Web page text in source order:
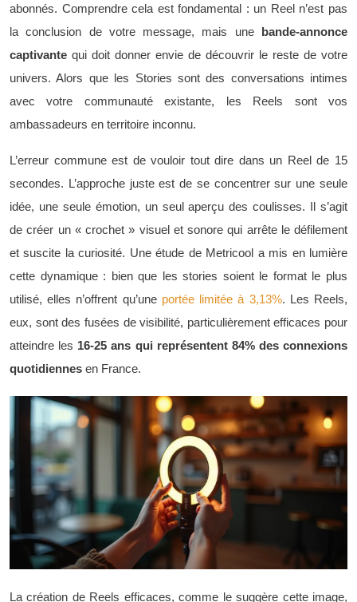
abonnés. Comprendre cela est fondamental : un Reel n’est pas
la conclusion de votre message, mais une bande-annonce
captivante qui doit donner envie de découvrir le reste de votre
univers. Alors que les Stories sont des conversations intimes
avec votre communauté existante, les Reels sont vos
ambassadeurs en territoire inconnu.
L’erreur commune est de vouloir tout dire dans un Reel de 15
secondes. L’approche juste est de se concentrer sur une seule
idée, une seule émotion, un seul aperçu des coulisses. Il s’agit
de créer un « crochet » visuel et sonore qui arrête le défilement
et suscite la curiosité. Une étude de Metricool a mis en lumière
cette dynamique : bien que les stories soient le format le plus
utilisé, elles n’offrent qu’une portée limitée à 3,13%. Les Reels,
eux, sont des fusées de visibilité, particulièrement efficaces pour
atteindre les 16-25 ans qui représentent 84% des connexions
quotidiennes en France.
La création de Reels efficaces, comme le suggère cette image,